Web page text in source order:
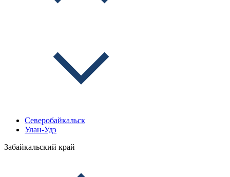
Северобайкальск
Улан-Удэ
Забайкальский край